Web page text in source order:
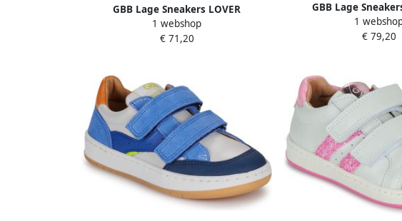
GBB Lage Sneakers LOVER
1 webshop
€ 71,20
GBB Lage
1
€ 79,20